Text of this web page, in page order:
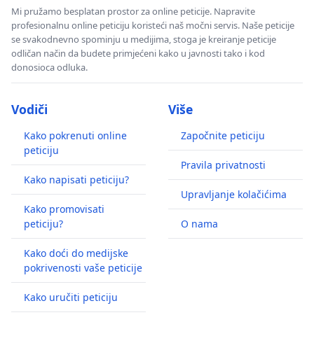
Mi pružamo besplatan prostor za online peticije. Napravite
profesionalnu online peticiju koristeći naš močni servis. Naše peticije
se svakodnevno spominju u medijima, stoga je kreiranje peticije
odličan način da budete primjećeni kako u javnosti tako i kod
donosioca odluka.
Vodiči
Kako pokrenuti online
peticiju
Kako napisati peticiju?
Kako promovisati
peticiju?
Kako doći do medijske
pokrivenosti vaše peticije
Kako uručiti peticiju
Više
Započnite peticiju
Pravila privatnosti
Upravljanje kolačićima
O nama